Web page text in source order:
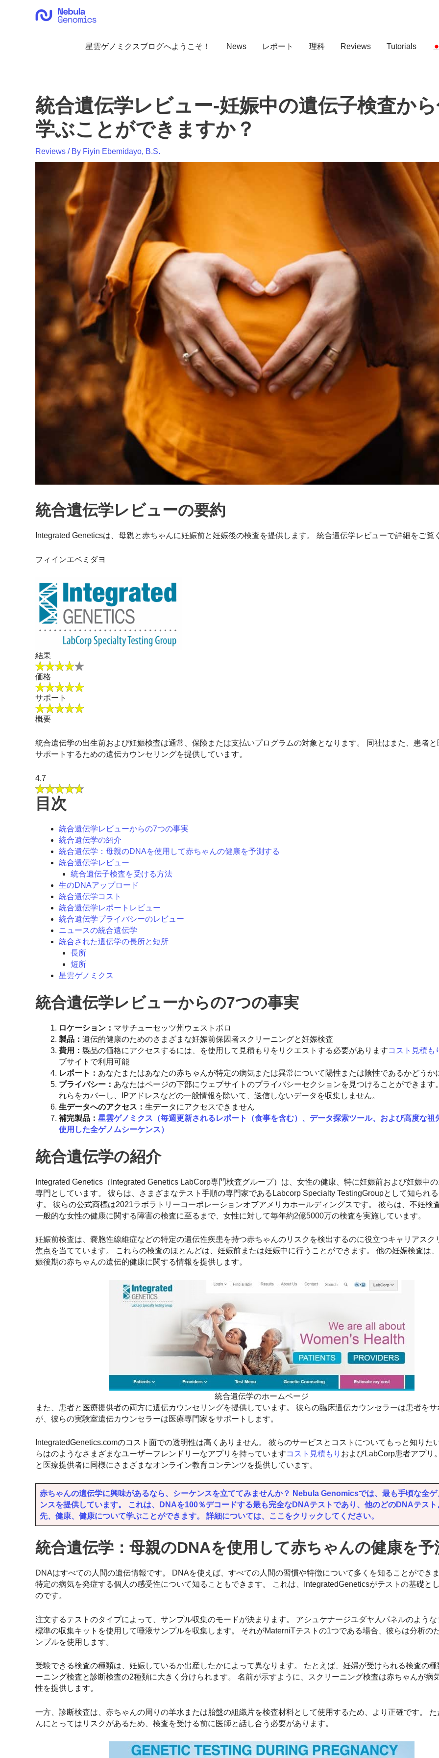
星雲ゲノミクスブログへようこそ！ News レポート 理科 Reviews Tutorials
統合遺伝学レビュー-妊娠中の遺伝子検査か
学ぶことができますか？
Reviews / By Fiyin Ebemidayo, B.S.
統合遺伝学レビューの要約
Integrated Geneticsは、母親と赤ちゃんに妊娠前と妊娠後の検査を提供します。 統合遺伝学レビューで詳細をご覧
フィインエベミダヨ
結果
価格
サポート
概要
統合遺伝学の出生前および妊娠検査は通常、保険または支払いプログラムの対象となります。 同社はまた、患者と
サポートするための遺伝カウンセリングを提供しています。
4.7
目次
統合遺伝学レビューからの7つの事実
統合遺伝学の紹介
統合遺伝学：母親のDNAを使用して赤ちゃんの健康を予測する
統合遺伝学レビュー
統合遺伝子検査を受ける方法
生のDNAアップロード
統合遺伝学コスト
統合遺伝学レポートレビュー
統合遺伝学プライバシーのレビュー
ニュースの統合遺伝学
統合された遺伝学の長所と短所
長所
短所
星雲ゲノミクス
統合遺伝学レビューからの7つの事実
ロケーション： マサチューセッツ州ウェストボロ
製品： 遺伝的健康のためのさまざまな妊娠前保因者スクリーニングと妊娠検査
費用： 製品の価格にアクセスするには、を使用して見積もりをリクエストする必要がありますコスト見積も
ブサイトで利用可能
レポート： あなたまたはあなたの赤ちゃんが特定の病気または異常について陽性または陰性であるかどうか
プライバシー： あなたはページの下部にウェブサイトのプライバシーセクションを見つけることができます
れらをカバーし、IPアドレスなどの一般情報を除いて、送信しないデータを収集しません。
生データへのアクセス： 生データにアクセスできません
補完製品： 星雲ゲノミクス（毎週更新されるレポート（食事を含む）、データ探索ツール、および高度な祖
使用した全ゲノムシーケンス）
統合遺伝学の紹介
Integrated Genetics（Integrated Genetics LabCorp専門検査グループ）は、女性の健康、特に妊娠前および妊娠中
専門としています。 彼らは、さまざまなテスト手順の専門家であるLabcorp Specialty TestingGroupとして知られ
す。 彼らの公式商標は2021ラボラトリーコーポレーションオブアメリカホールディングスです。 彼らは、不妊検
一般的な女性の健康に関する障害の検査に至るまで、女性に対して毎年約2億5000万の検査を実施しています。
妊娠前検査は、嚢胞性線維症などの特定の遺伝性疾患を持つ赤ちゃんのリスクを検出するのに役立つキャリアスク
焦点を当てています。 これらの検査のほとんどは、妊娠前または妊娠中に行うことができます。 他の妊娠検査は
娠後期の赤ちゃんの遺伝的健康に関する情報を提供します。
統合遺伝学のホームページ
また、患者と医療提供者の両方に遺伝カウンセリングを提供しています。 彼らの臨床遺伝カウンセラーは患者を
が、彼らの実験室遺伝カウンセラーは医療専門家をサポートします。
IntegratedGenetics.comのコスト面での透明性は高くありません。 彼らのサービスとコストについてもっと知りた
らはのようなさまざまなユーザーフレンドリーなアプリを持っていますコスト見積もり およびLabCorp患者アプリ
と医療提供者に同様にさまざまなオンライン教育コンテンツを提供しています。
赤ちゃんの遺伝学に興味があるなら、シーケンスを立ててみませんか？ Nebula Genomicsでは、最も手頃な全ゲ
ンスを提供しています。 これは、DNAを100％デコードする最も完全なDNAテストであり、他のどのDNAテスト
先、健康、健康について学ぶことができます。 詳細については、ここをクリックしてください。
統合遺伝学：母親のDNAを使用して赤ちゃんの健康を予
DNAはすべての人間の遺伝情報です。 DNAを使えば、すべての人間の習慣や特徴について多くを知ることができま
特定の病気を発症する個人の感受性について知ることもできます。 これは、IntegratedGeneticsがテストの基礎と
のです。
注文するテストのタイプによって、サンプル収集のモードが決まります。 アシュケナージユダヤ人パネルのような
標準の収集キットを使用して唾液サンプルを収集します。 それがMaterniTテストの1つである場合、彼らは分析の
ンプルを使用します。
受験できる検査の種類は、妊娠しているか出産したかによって異なります。 たとえば、妊婦が受けられる検査の種
ーニング検査と診断検査の2種類に大きく分けられます。 名前が示すように、スクリーニング検査は赤ちゃんが病
性を提供します。
一方、診断検査は、赤ちゃんの周りの羊水または胎盤の組織片を検査材料として使用するため、より正確です。 た
んにとってはリスクがあるため、検査を受ける前に医師と話し合う必要があります。